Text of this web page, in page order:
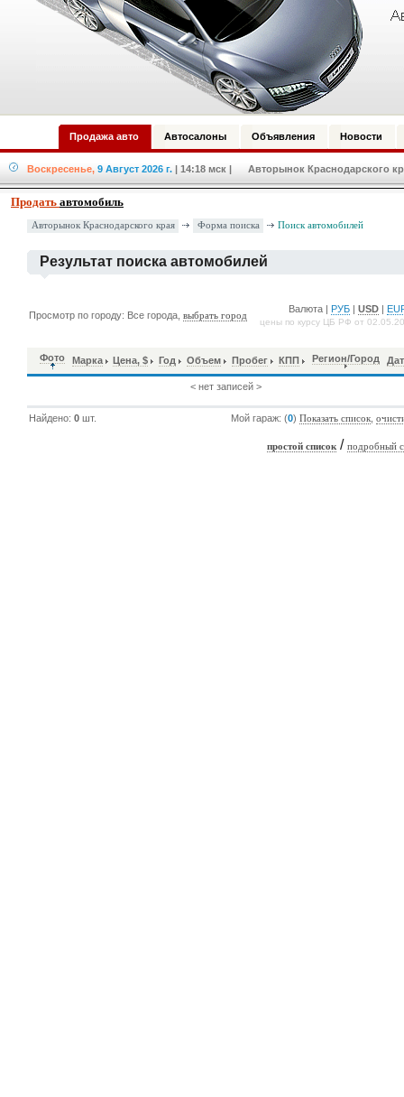
Продажа авто Автосалоны Объявления Новости
Воскресенье, 9 Август 2026 г. | 14:18 мск | Авторынок Краснодарского
Продать автомобиль
Авторынок Краснодарского края Форма поиска Поиск автомобилей
Результат поиска автомобилей
Просмотр по городу: Все города,выбрать город
Валюта | РУБ |USD |
цены по курсу ЦБ РФ от
Фото Марка Цена, $ Год Объем Пробег КПП Регион/Город
< нет записей >
Найдено:0 шт. Мой гараж: (0)Показать список ,
простой список /подробный